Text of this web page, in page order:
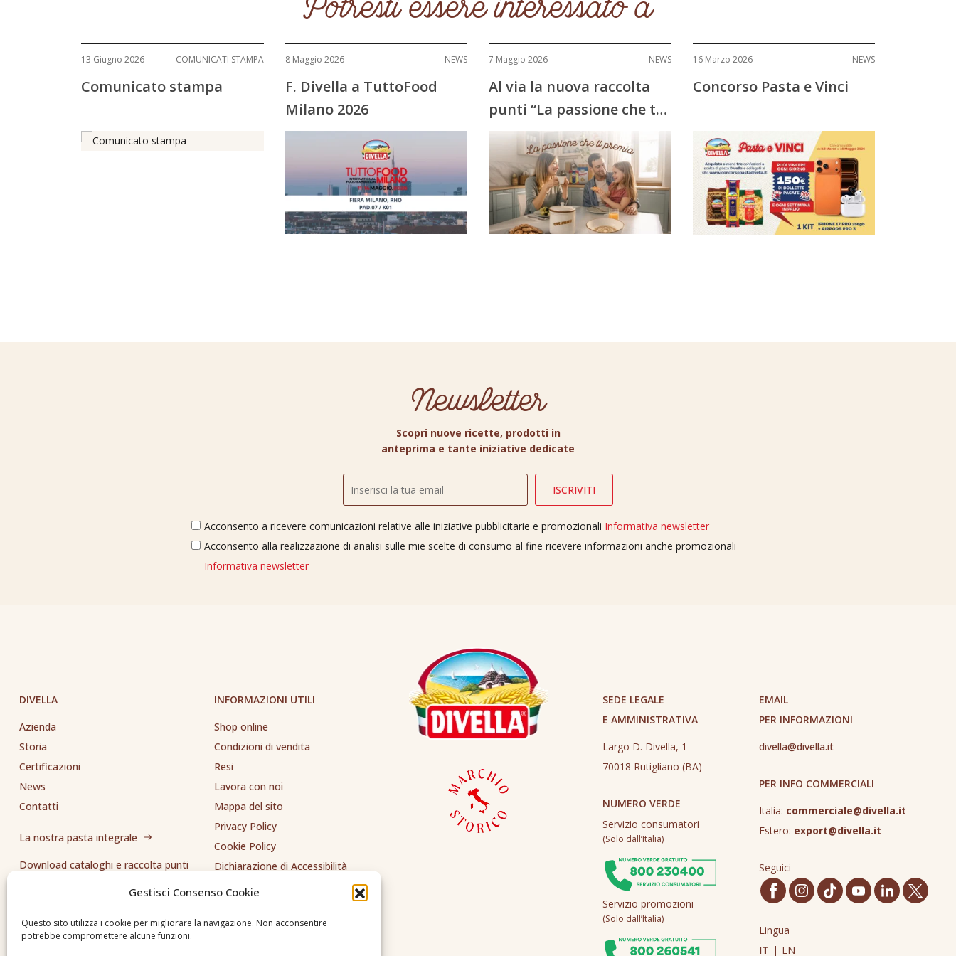
Gestisci Consenso Cookie
Questo sito utilizza i cookie per migliorare la navigazione. Non acconsentire
potrebbe compromettere alcune funzioni.
Potresti essere interessato a
13 Giugno 2026 COMUNICATI STAMPA
Comunicato stampa
8 Maggio 2026 NEWS
F. Divella a TuttoFood
Milano 2026
7 Maggio 2026 NEWS
Al via la nuova raccolta
punti “La passione che ti
premia”
16 Marzo 2026 NEWS
Concorso Pasta e Vinci
Newsletter
Scopri nuove ricette, prodotti in
anteprima e tante iniziative dedicate
Acconsento a ricevere comunicazioni relative alle iniziative pubblicitarie e promozionali Informativa newsletter
Acconsento alla realizzazione di analisi sulle mie scelte di consumo al fine ricevere informazioni anche promozionali
Informativa newsletter
DIVELLA
Azienda
Storia
Certificazioni
News
Contatti
La nostra pasta integrale
Download cataloghi e raccolta punti
INFORMAZIONI UTILI
Shop online
Condizioni di vendita
Resi
Lavora con noi
Mappa del sito
Privacy Policy
Cookie Policy
Dichiarazione di Accessibilità
Whistleblowing
SEDE LEGALE
E AMMINISTRATIVA
Largo D. Divella, 1
70018 Rutigliano (BA)
NUMERO VERDE
Servizio consumatori
(Solo dall’Italia)
Servizio promozioni
(Solo dall’Italia)
EMAIL
PER INFORMAZIONI
divella@divella.it
PER INFO COMMERCIALI
Italia: commerciale@divella.it
Estero: export@divella.it
Seguici
Lingua
IT | EN